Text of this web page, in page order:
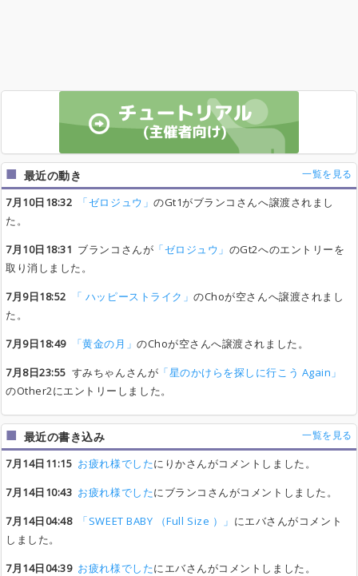
最近の動き 一覧を見る
7月10日18:32 「ゼロジュウ」のGt1がブランコさんへ譲渡されまし
た。
7月10日18:31 ブランコさんが 「ゼロジュウ」 のGt2へのエントリーを
取り消しました。
7月9日18:52
「 ハッピーストライク」のChoが空さんへ譲渡されまし
た。
7月9日18:49
「黄金の月」のChoが空さんへ譲渡されました。
7月8日23:55 すみちゃんさんが 「星のかけらを探しに行こう Again」
のOther2にエントリーしました。
最近の書き込み 一覧を見る
7月14日11:15 お疲れ様でしたにりかさんがコメントしました。
7月14日10:43 お疲れ様でしたにブランコさんがコメントしました。
7月14日04:48
「SWEET BABY （Full Size ）」 にエバさんがコメント
しました。
7月14日04:39 お疲れ様でしたにエバさんがコメントしました。